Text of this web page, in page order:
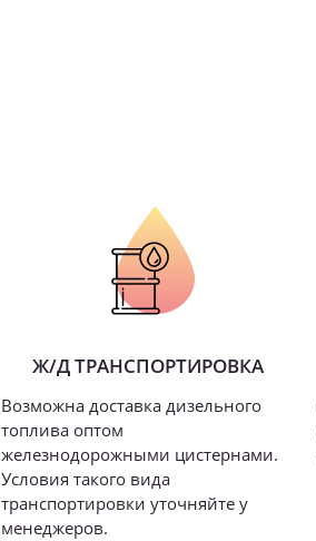
Ж/Д ТРАНСПОРТИРОВКА
Возможна доставка дизельного
топлива оптом
железнодорожными цистернами.
Условия такого вида
транспортировки уточняйте у
менеджеров.